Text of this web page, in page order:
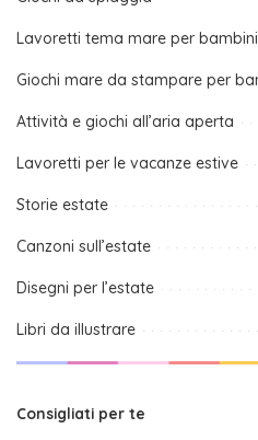
Lavoretti tema mare per
Giochi mare da stampare per
Attività e giochi all’aria aperta
Lavoretti per le vacanze estive
Storie estate
Canzoni sull’estate
Disegni per l’estate
Libri da illustrare
Consigliati per te